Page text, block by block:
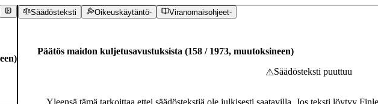
)
Säädösteksti Oikeuskäytäntö- Viranomaisohjeet-
Päätös maidon kuljetusavustuksista (158 / 1973, muutoksineen)
⚠Säädösteksti puuttuu
Yleensä tämä tarkoittaa ettei säädöstekstiä ole julkisesti saatavilla. Jos teksti löytyy